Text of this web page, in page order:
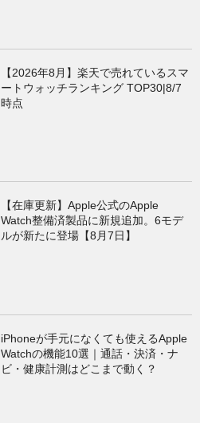
【2026年8月】楽天で売れているスマ
ートウォッチランキング TOP30|8/7
時点
【在庫更新】Apple公式のApple
Watch整備済製品に新規追加。6モデ
ルが新たに登場【8月7日】
iPhoneが手元になくても使えるApple
Watchの機能10選｜通話・決済・ナ
ビ・健康計測はどこまで動く？